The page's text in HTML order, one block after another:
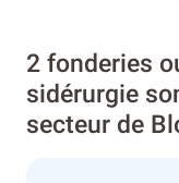
2 fonderies
sidérurgie
secteur de